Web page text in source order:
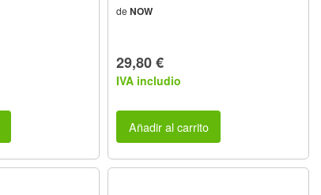
de NOW
29,80 €
IVA includio
Añadir al carrito